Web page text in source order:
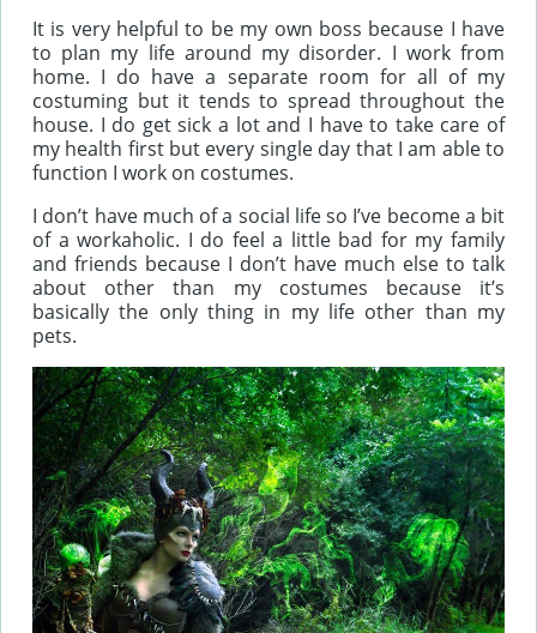
It is very helpful to be my own boss because I have
to plan my life around my disorder. I work from
home. I do have a separate room for all of my
costuming but it tends to spread throughout the
house. I do get sick a lot and I have to take care of
my health first but every single day that I am able to
function I work on costumes.
I don’t have much of a social life so I’ve become a bit
of a workaholic. I do feel a little bad for my family
and friends because I don’t have much else to talk
about other than my costumes because it’s
basically the only thing in my life other than my
pets.